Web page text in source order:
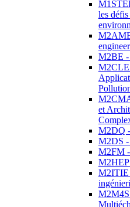
les
M2BE -
et
M2DQ
M2DS -
M2FM
M2ITIE